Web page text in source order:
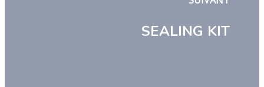
SEALING KIT